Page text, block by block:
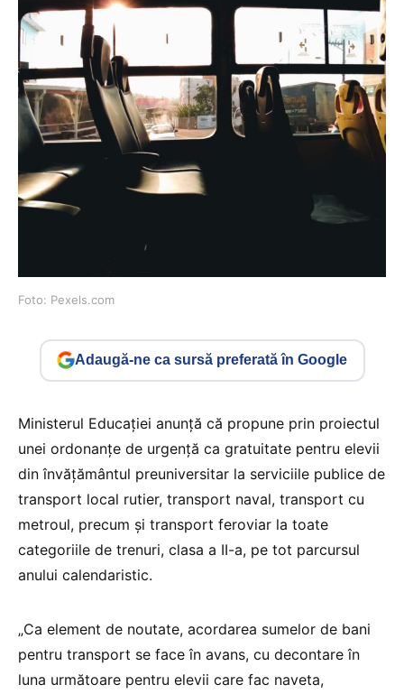
Foto: Pexels.com
Adaugă-ne ca sursă preferată în Google
Ministerul Educației anunță că propune prin proiectul
unei ordonanțe de urgență ca gratuitate pentru elevii
din învățământul preuniversitar la serviciile publice de
transport local rutier, transport naval, transport cu
metroul, precum și transport feroviar la toate
categoriile de trenuri, clasa a II-a, pe tot parcursul
anului calendaristic.
„Ca element de noutate, acordarea sumelor de bani
pentru transport se face în avans, cu decontare în
luna următoare pentru elevii care fac naveta,